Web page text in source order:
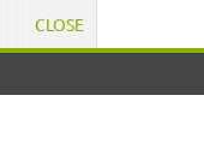
CLOSE